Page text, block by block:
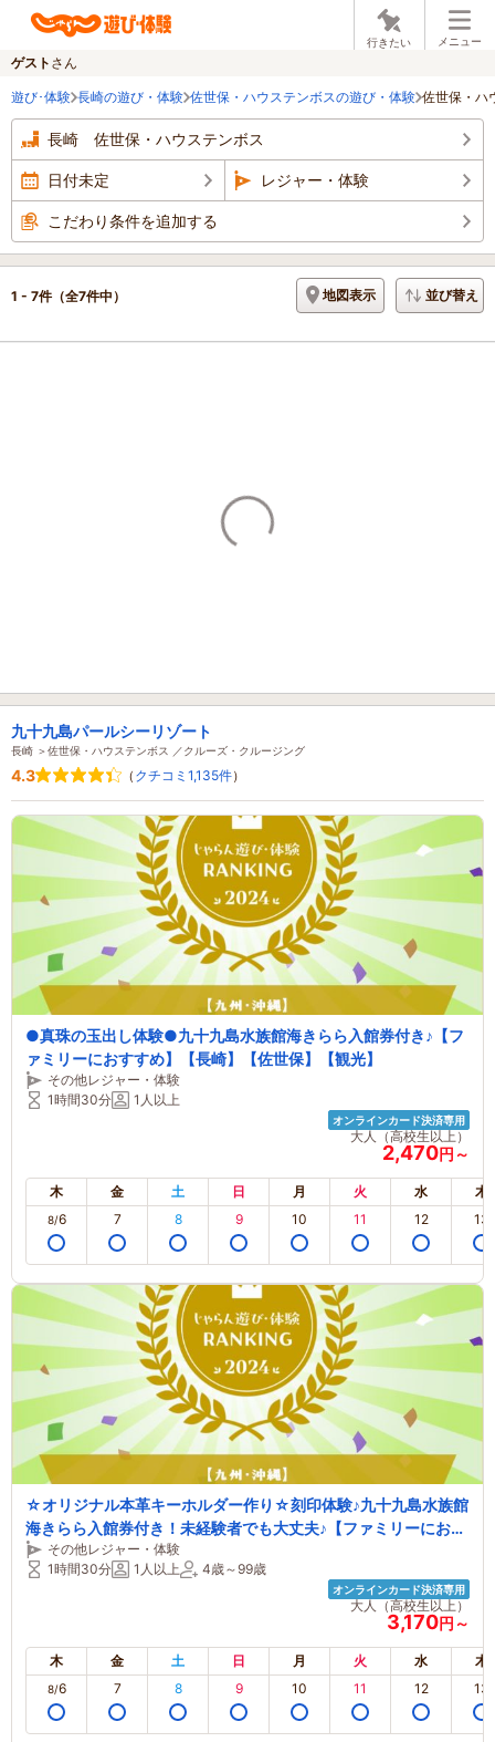
行きたい メニュー
ゲスト さん
遊び･体験 長崎の遊び・体験 佐世保・ハウステンボスの遊び・体験 佐世保・ハ
長崎 佐世保・ハウステンボス
日付未定 レジャー・体験
こだわり条件を追加する
1 - 7件（全7件中） 地図表示 並び替え
九十九島パールシーリゾート
長崎 ＞佐世保・ハウステンボス ／クルーズ・クルージング
4.3 （ クチコミ1,135件）
●真珠の玉出し体験●九十九島水族館海きらら入館券付き♪【フ
ァミリーにおすすめ】【長崎】【佐世保】【観光】
その他レジャー・体験
1時間30分
1人以上
オンラインカード決済専用
大人（高校生以上）
2,470円～
木 金 土 日 月 火 水 木
8/6 7 8 9 10 11 12 13
☆オリジナル本革キーホルダー作り☆刻印体験♪九十九島水族館
海きらら入館券付き！未経験者でも大丈夫♪【ファミリーにおす
すめ】その他レジャー・体験
1時間30分
1人以上 4歳～99歳
オンラインカード決済専用
大人（高校生以上）
3,170円～
木 金 土 日 月 火 水 木
8/6 7 8 9 10 11 12 13